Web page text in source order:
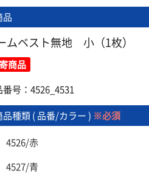
品
ムベスト無地 小（1枚）
商品
番号：4526_4531
品種類 ( 品番/カラー ) ※必須
4526/赤
4527/青